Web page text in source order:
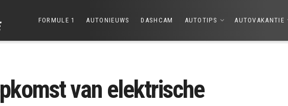
FORMULE 1 AUTONIEUWS DASHCAM AUTOTIPS AUTOVAKANTIE
van elektrische